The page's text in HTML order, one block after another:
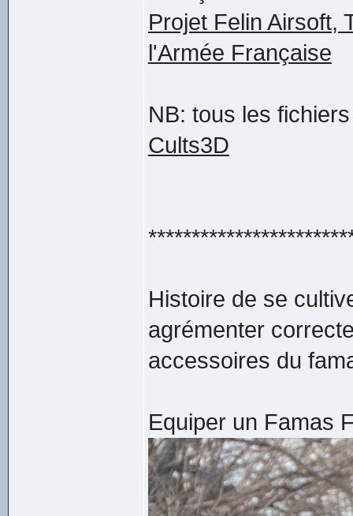
Projet Felin Airsoft,
l'Armée Française
NB: tous les
Cults3D
Histoire de se
agrémenter
accessoires du
Equiper un Famas